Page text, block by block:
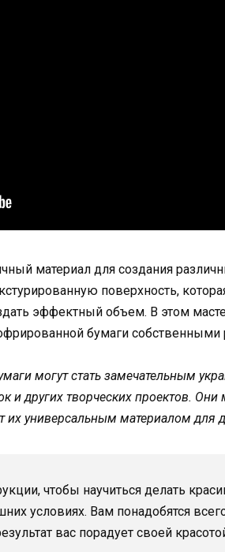
материал для создания
поверхность,
эффектный объем. В этом
бумаги собственными
могут стать замечательным
и других творческих проектов. Они
их универсальным материалом для
чтобы научиться делать
условиях. Вам понадобятся
вас порадует своей